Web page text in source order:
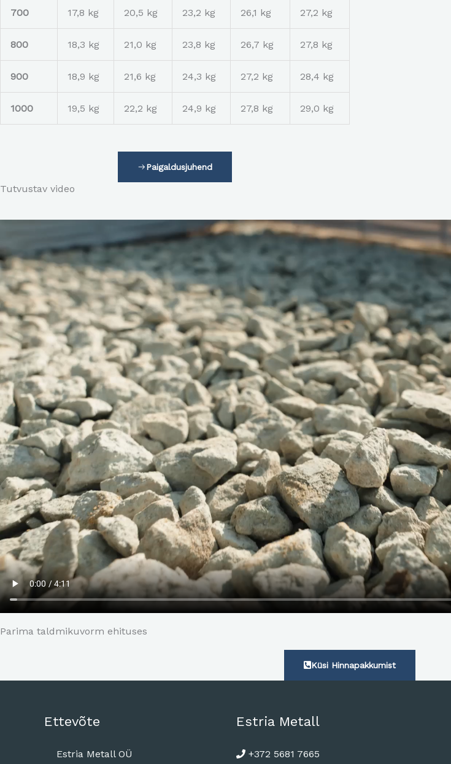
700 17,8 kg 20,5 kg 23,2 kg 26,1 kg 27,2 kg
800 18,3 kg 21,0 kg 23,8 kg 26,7 kg 27,8 kg
900 18,9 kg 21,6 kg 24,3 kg 27,2 kg 28,4 kg
1000 19,5 kg 22,2 kg 24,9 kg 27,8 kg 29,0 kg
Paigaldusjuhend
Tutvustav video
Parima taldmikuvorm ehituses
Küsi Hinnapakkumist
Ettevõte
Estria Metall OÜ
Estria Metall
+372 5681 7665